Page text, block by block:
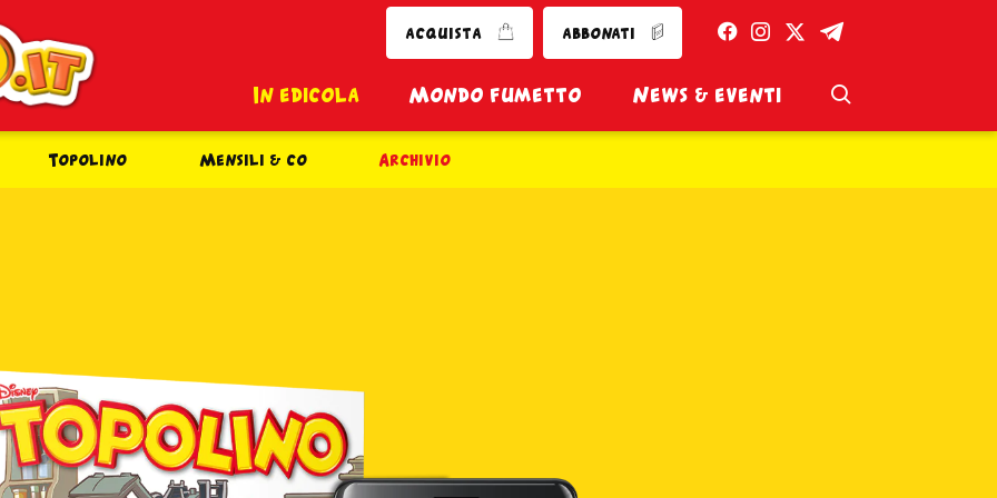
acquista abbonati Facebook
Instagram
Twitter
Telegram
In edicola Mondo fumetto News & eventi
Topolino Mensili & co Archivio